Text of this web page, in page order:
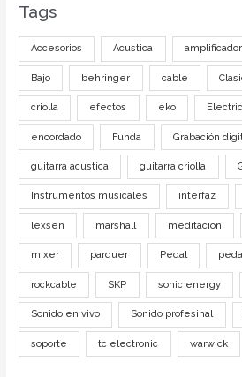
Tags
Accesorios Acustica amplificador
Bajo behringer cable
criolla efectos eko
encordado Funda Grabación
guitarra acustica guitarra criolla
Instrumentos musicales interfaz
lexsen marshall meditacion
mixer parquer Pedal
rockcable SKP sonic energy
Sonido en vivo Sonido profesinal
soporte tc electronic warwick